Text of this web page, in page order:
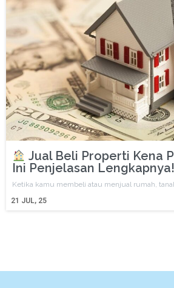
Jual Beli Properti Kena
Ini Penjelasan Lengkapnya!
21 JUL, 25
Ketika kamu membeli atau menjual rumah,